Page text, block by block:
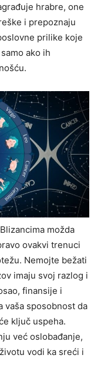
hrabre, one
i prepoznaju
prilike koje
ako ih
možda
ovakvi trenuci
Nemojte bežati
imaju svoj razlog i
finansije i
vaša sposobnost da
ključ uspeha.
već oslobađanje,
vodi ka sreći i